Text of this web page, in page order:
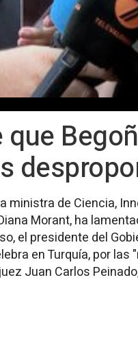
ministra de Ciencia,
Morant, ha
el presidente del
en Turquía, por
Juan Carlos